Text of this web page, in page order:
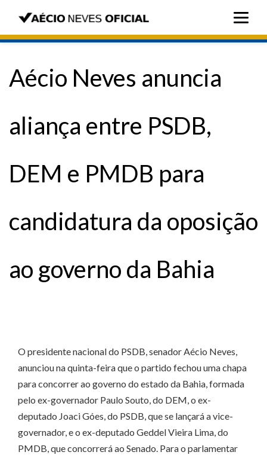
Aécio Neves anuncia
aliança entre PSDB,
DEM e PMDB para
candidatura da oposição
ao governo da Bahia
O presidente nacional do PSDB, senador Aécio Neves,
anunciou na quinta-feira que o partido fechou uma chapa
para concorrer ao governo do estado da Bahia, formada
pelo ex-governador Paulo Souto, do DEM, o ex-
deputado Joaci Góes, do PSDB, que se lançará a vice-
governador, e o ex-deputado Geddel Vieira Lima, do
PMDB, que concorrerá ao Senado. Para o parlamentar